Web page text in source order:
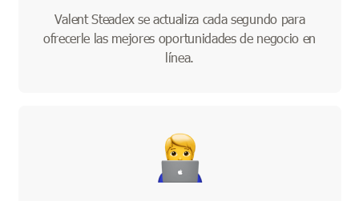
Valent Steadex se actualiza cada segundo para
ofrecerle las mejores oportunidades de negocio en
línea.